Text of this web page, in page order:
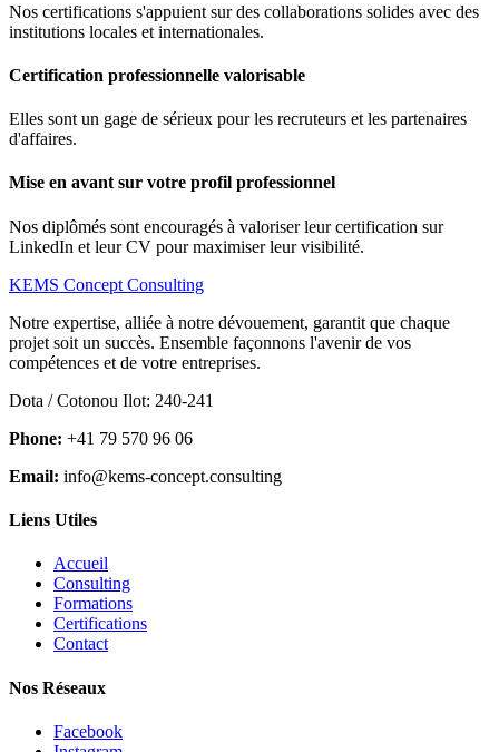
Nos certifications s'appuient sur des collaborations solides avec des
institutions locales et internationales.
Certification professionnelle valorisable
Elles sont un gage de sérieux pour les recruteurs et les partenaires
d'affaires.
Mise en avant sur votre profil professionnel
Nos diplômés sont encouragés à valoriser leur certification sur
LinkedIn et leur CV pour maximiser leur visibilité.
KEMS Concept Consulting
Notre expertise, alliée à notre dévouement, garantit que chaque
projet soit un succès. Ensemble façonnons l'avenir de vos
compétences et de votre entreprises.
Dota / Cotonou Ilot: 240-241
Phone: +41 79 570 96 06
Email: info@kems-concept.consulting
Liens Utiles
Accueil
Consulting
Formations
Certifications
Contact
Nos Réseaux
Facebook